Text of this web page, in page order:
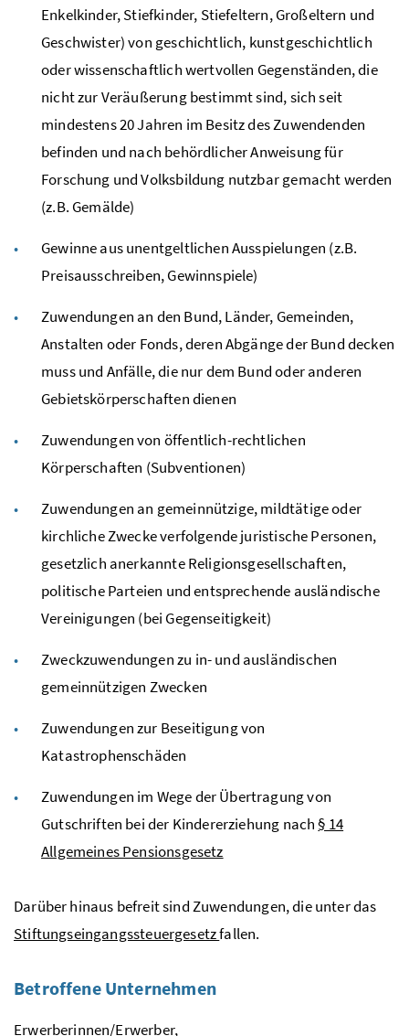
Enkelkinder, Stiefkinder, Stiefeltern, Großeltern und
Geschwister) von geschichtlich, kunstgeschichtlich
oder wissenschaftlich wertvollen Gegenständen, die
nicht zur Veräußerung bestimmt sind, sich seit
mindestens 20 Jahren im Besitz des Zuwendenden
befinden und nach behördlicher Anweisung für
Forschung und Volksbildung nutzbar gemacht werden
(z.B. Gemälde)
Gewinne aus unentgeltlichen Ausspielungen (z.B.
Preisausschreiben, Gewinnspiele)
Zuwendungen an den Bund, Länder, Gemeinden,
Anstalten oder Fonds, deren Abgänge der Bund decken
muss und Anfälle, die nur dem Bund oder anderen
Gebietskörperschaften dienen
Zuwendungen von öffentlich-rechtlichen
Körperschaften (Subventionen)
Zuwendungen an gemeinnützige, mildtätige oder
kirchliche Zwecke verfolgende juristische Personen,
gesetzlich anerkannte Religionsgesellschaften,
politische Parteien und entsprechende ausländische
Vereinigungen (bei Gegenseitigkeit)
Zweckzuwendungen zu in- und ausländischen
gemeinnützigen Zwecken
Zuwendungen zur Beseitigung von
Katastrophenschäden
Zuwendungen im Wege der Übertragung von
Gutschriften bei der Kindererziehung nach§ 14
Allgemeines Pensionsgesetz
Darüber hinaus befreit sind Zuwendungen, die unter das
Stiftungseingangssteuergesetzfallen.
Betroffene Unternehmen
Erwerberinnen/Erwerber,